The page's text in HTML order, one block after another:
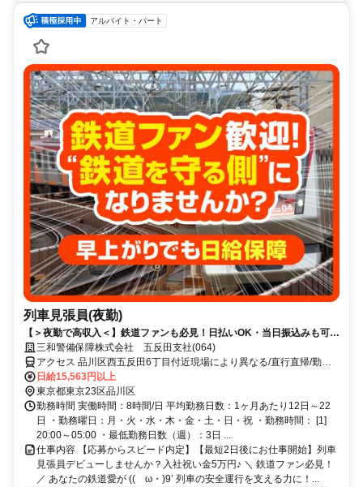
アルバイト・パート
列車見張員(夜勤)
【＞夜勤で高収入＜】鉄道ファンも必見！日払いOK・当日振込みも可能
♪
三和警備保障株式会社 五反田支社(064)
アクセス 品川区西五反田6丁目付近現場により異なる/直行直帰/勤務
地相談可■電話面接■来社不要
日給15,563円以上
東京都東京23区品川区
勤務時間 実働時間：8時間/日 平均勤務日数：1ヶ月あたり12日～22
日 ・勤務曜日：月・火・水・木・金・土・日・祝 ・勤務時間： [1]
20:00～05:00 ・最低勤務日数（週）：3日 ...
仕事内容 【応募からスピード内定】【最短2日後にお仕事開始】列車
見張員デビューしませんか？入社祝い金5万円♪ ＼ 鉄道ファン必見！
／ あなたの鉄道愛が ((ゝω・)9’ 列車の安全運行を支える力に！...